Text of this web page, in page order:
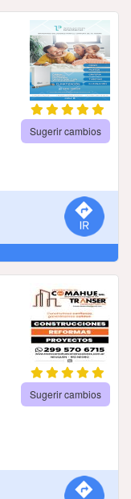
Sugerir cambios
Sugerir cambios